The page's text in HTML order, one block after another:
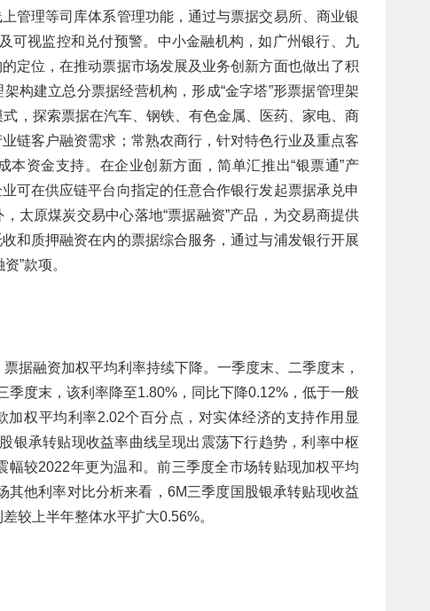
管理等司库体系管理功能，通过与票据交易所、商业银
可视监控和兑付预警。中小金融机构，如广州银行、九
定位，在推动票据市场发展及业务创新方面也做出了积
构建立总分票据经营机构，形成“金字塔”形票据管理架
，探索票据在汽车、钢铁、有色金属、医药、家电、商
链客户融资需求；常熟农商行，针对特色行业及重点客
本资金支持。在企业创新方面，简单汇推出“银票通”产
可在供应链平台向指定的任意合作银行发起票据承兑申
太原煤炭交易中心落地“票据融资”产品，为交易商提供
和质押融资在内的票据综合服务，通过与浦发银行开展
”款项。
据融资加权平均利率持续下降。一季度末、二季度末，
季度末，该利率降至1.80%，同比下降0.12%，低于一般
权平均利率2.02个百分点，对实体经济的支持作用显
银承转贴现收益率曲线呈现出震荡下行趋势，利率中枢
较2022年更为温和。前三季度全市场转贴现加权平均
其他利率对比分析来看，6M三季度国股银承转贴现收益
较上半年整体水平扩大0.56%。